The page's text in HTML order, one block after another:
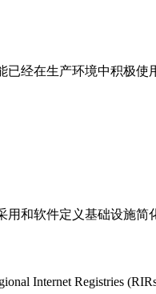
经在生产环境中积极使
和软件定义基础设施
Internet Registries